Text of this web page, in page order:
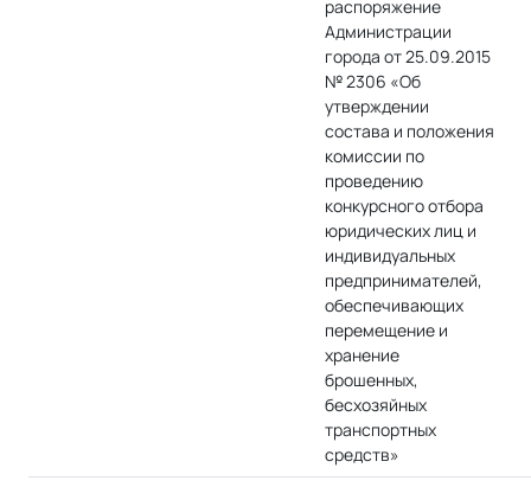
распоряжение
Администрации
города от 25.09.2015
№ 2306 «Об
утверждении
состава и положения
комиссии по
проведению
конкурсного отбора
юридических лиц и
индивидуальных
предпринимателей,
обеспечивающих
перемещение и
хранение
брошенных,
бесхозяйных
транспортных
средств»